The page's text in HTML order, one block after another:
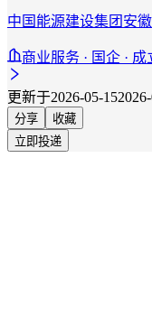
中国能源建设集团安
商业服务 · 国企 · 成
更新于2026-05-15
分享
收藏
立即投递